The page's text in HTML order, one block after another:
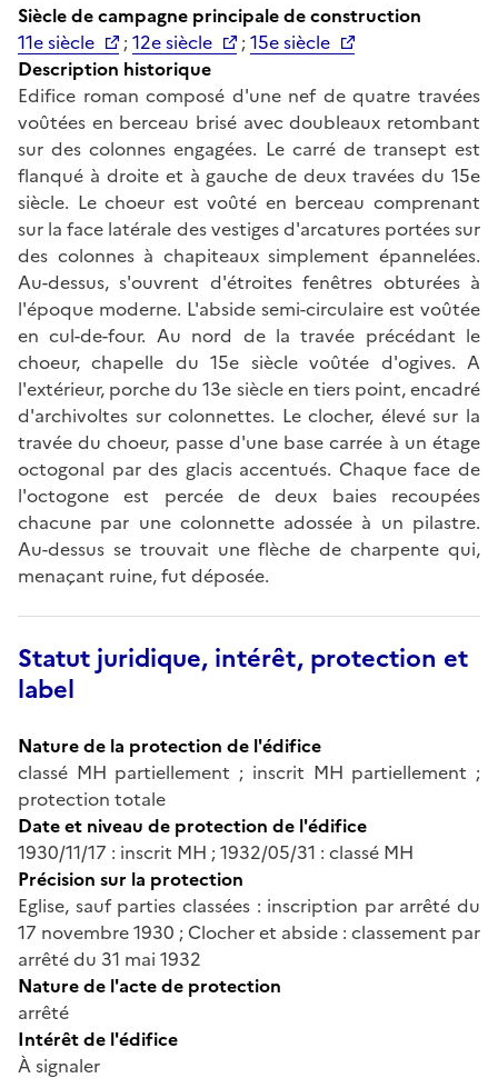
Siècle de campagne principale de construction
11e siècle
;12e siècle ;15e siècle
Description historique
Edifice roman composé d'une nef de quatre travées
voûtées en berceau brisé avec doubleaux retombant
sur des colonnes engagées. Le carré de transept est
flanqué à droite et à gauche de deux travées du 15e
siècle. Le choeur est voûté en berceau comprenant
sur la face latérale des vestiges d'arcatures portées sur
des colonnes à chapiteaux simplement épannelées.
Au-dessus, s'ouvrent d'étroites fenêtres obturées à
l'époque moderne. L'abside semi-circulaire est voûtée
en cul-de-four. Au nord de la travée précédant le
choeur, chapelle du 15e siècle voûtée d'ogives. A
l'extérieur, porche du 13e siècle en tiers point, encadré
d'archivoltes sur colonnettes. Le clocher, élevé sur la
travée du choeur, passe d'une base carrée à un étage
octogonal par des glacis accentués. Chaque face de
l'octogone est percée de deux baies recoupées
chacune par une colonnette adossée à un pilastre.
Au-dessus se trouvait une flèche de charpente qui,
menaçant ruine, fut déposée.
Statut juridique, intérêt, protection et
label
Nature de la protection de l'édifice
classé MH partiellement ; inscrit MH partiellement ;
protection totale
Date et niveau de protection de l'édifice
1930/11/17 : inscrit MH ; 1932/05/31 : classé MH
Précision sur la protection
Eglise, sauf parties classées : inscription par arrêté du
17 novembre 1930 ; Clocher et abside : classement par
arrêté du 31 mai 1932
Nature de l'acte de protection
arrêté
Intérêt de l'édifice
À signaler